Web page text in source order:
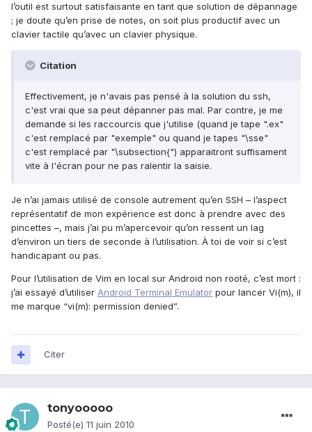
l’outil est surtout satisfaisante en tant que solution de dépannage
; je doute qu’en prise de notes, on soit plus productif avec un
clavier tactile qu’avec un clavier physique.
Citation
Effectivement, je n'avais pas pensé à la solution du ssh,
c'est vrai que sa peut dépanner pas mal. Par contre, je me
demande si les raccourcis que j'utilise (quand je tape ".ex"
c'est remplacé par "exemple" ou quand je tapes "\sse"
c'est remplacé par "\subsection{") apparaitront suffisament
vite à l'écran pour ne pas ralentir la saisie.
Je n’ai jamais utilisé de console autrement qu’en SSH – l’aspect
représentatif de mon expérience est donc à prendre avec des
pincettes –, mais j’ai pu m’apercevoir qu’on ressent un lag
d’environ un tiers de seconde à l’utilisation. À toi de voir si c’est
handicapant ou pas.
Pour l’utilisation de Vim en local sur Android non rooté, c’est mort :
j’ai essayé d’utiliser Android Terminal Emulator pour lancer Vi(m), il
me marque “vi(m): permission denied”.
Citer
tonyooooo
Posté(e) 11 juin 2010